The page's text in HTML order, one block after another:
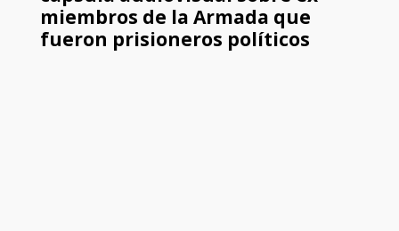
miembros de la Armada que
fueron prisioneros políticos